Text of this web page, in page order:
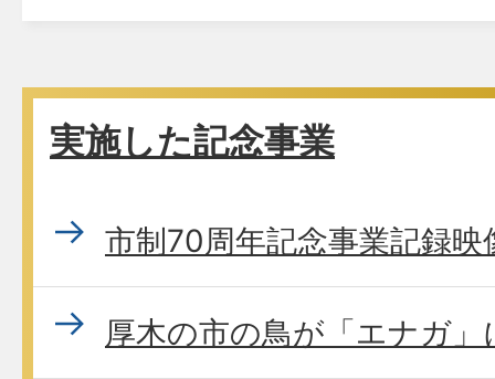
実施した記念事業
市制70周年記念事業記録映
厚木の市の鳥が「エナガ